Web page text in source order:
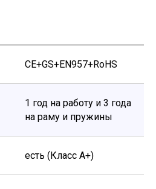
CE+GS+EN957+RoHS
1 год на работу и 3 года
на раму и пружины
есть (Класс А+)